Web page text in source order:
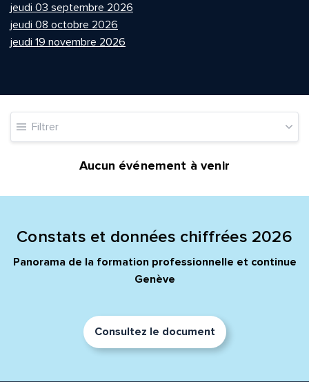
jeudi 03 septembre 2026
jeudi 08 octobre 2026
jeudi 19 novembre 2026
Filtrer
Aucun événement à venir
Constats et données chiffrées 2026
Panorama de la formation professionnelle et continue
Genève
Consultez le document
Adresse e-mail*